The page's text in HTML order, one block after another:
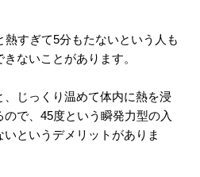
すぎて5分もたないという人も
ないことがあります。
じっくり温めて体内に熱を浸
で、45度という瞬発力型の入
というデメリットがありま